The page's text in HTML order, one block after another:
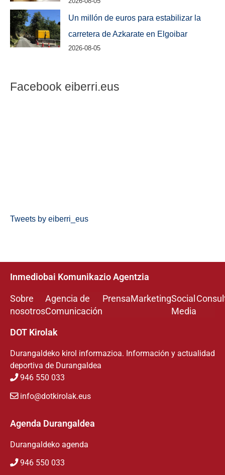
Un millón de euros para estabilizar la
carretera de Azkarate en Elgoibar
2026-08-05
Facebook eiberri.eus
Tweets by eiberri_eus
Inmediobai Komunikazio Agentzia
Sobre
nosotros
Agencia de
Comunicación
PrensaMarketingSocial
Media
DOT Kirolak
Durangaldeko kirol informazioa. Información y actualidad
deportiva de Durangaldea
946 550 033
info@dotkirolak.eus
Agenda Durangaldea
Durangaldeko agenda
946 550 033